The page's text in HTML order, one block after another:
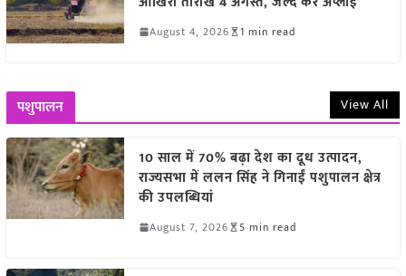
August 4, 2026 1 min read
पशुपालन View All
10 साल में 70% बढ़ा देश का दूध उत्पादन,
राज्यसभा में ललन सिंह ने गिनाईं पशुपालन क्षेत्र
की उपलब्धियां
August 7, 2026 5 min read